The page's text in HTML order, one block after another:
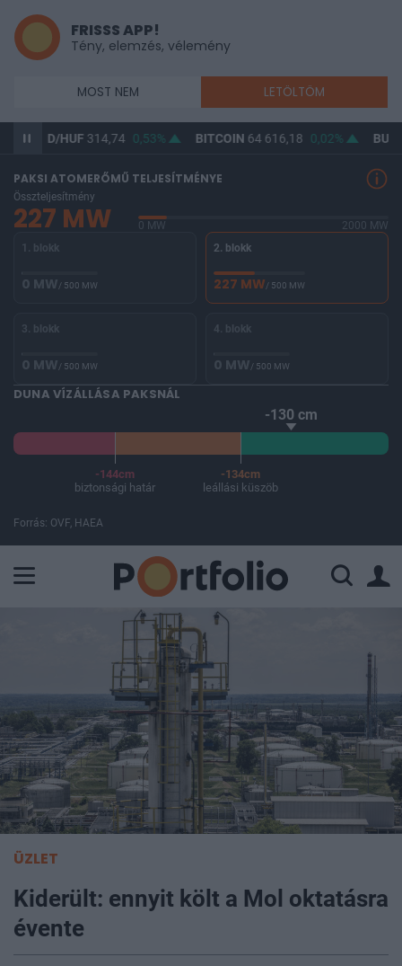
FRISSS APP!
Tény, elemzés, vélemény
MOST NEM LETÖLTÖM
HUF 314,74 0,53% BITCOIN64 616,18 0,02% BUX 148
PAKSI ATOMERŐMŰ TELJESÍTMÉNYE
Összteljesítmény
227 MW 0 MW
2000 MW
1. blokk
0 MW/ 500 MW
2. blokk
227 MW/ 500 MW
3. blokk
0 MW/ 500 MW
4. blokk
0 MW/ 500 MW
DUNA VÍZÁLLÁSA PAKSNÁL
-130 cm
-144cm
biztonsági határ
-134cm
leállási küszöb
Forrás: OVF, HAEA
ÜZLET
Kiderült: ennyit költ a Mol oktatásra
évente